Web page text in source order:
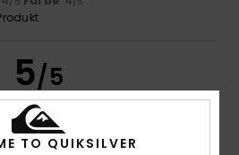
5/5
TO QUIKSILVER